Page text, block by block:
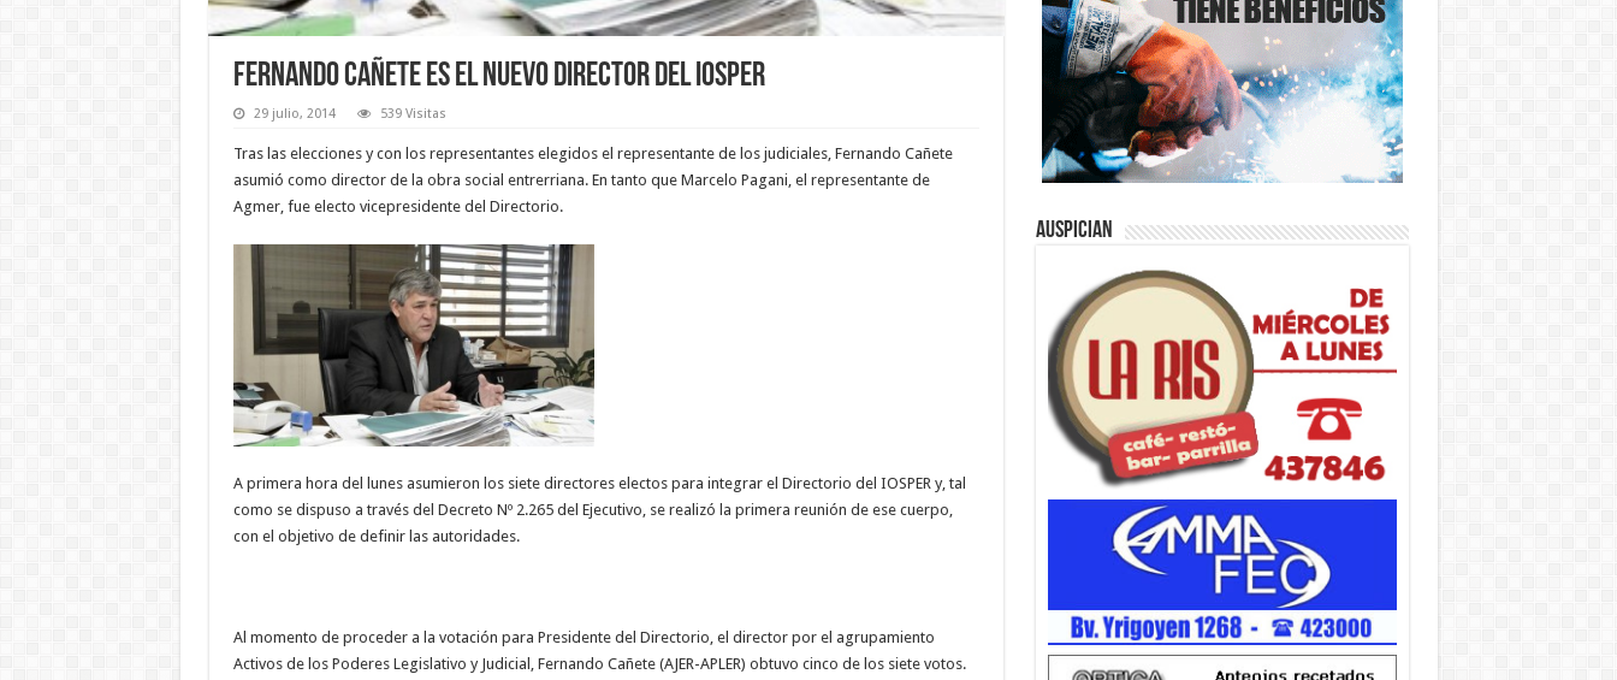
Fernando Cañete es el nuevo director del Iosper
29 julio, 2014 539 Visitas
Tras las elecciones y con los representantes elegidos el representante de los judiciales, Fernando Cañete
asumió como director de la obra social entrerriana. En tanto que Marcelo Pagani, el representante de
Agmer, fue electo vicepresidente del Directorio.
A primera hora del lunes asumieron los siete directores electos para integrar el Directorio del IOSPER y, tal
como se dispuso a través del Decreto Nº 2.265 del Ejecutivo, se realizó la primera reunión de ese cuerpo,
con el objetivo de definir las autoridades.
Al momento de proceder a la votación para Presidente del Directorio, el director por el agrupamiento
Activos de los Poderes Legislativo y Judicial, Fernando Cañete (AJER-APLER) obtuvo cinco de los siete votos.
Auspician